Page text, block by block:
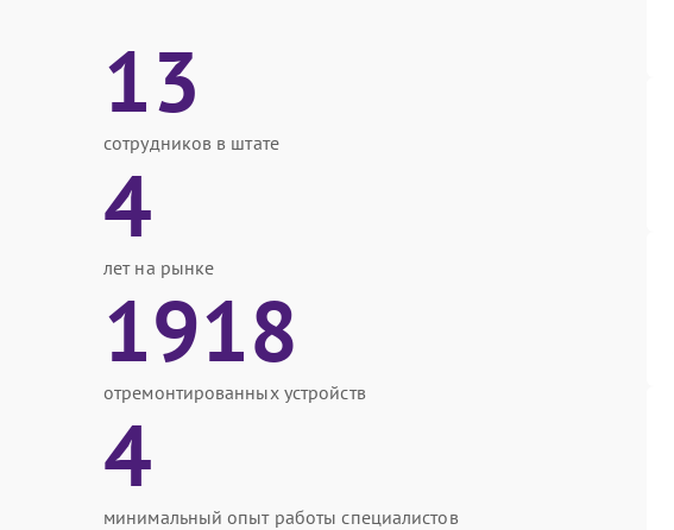
13
сотрудников в штате
4
лет на рынке
1918
отремонтированных устройств
4
минимальный опыт работы специалистов